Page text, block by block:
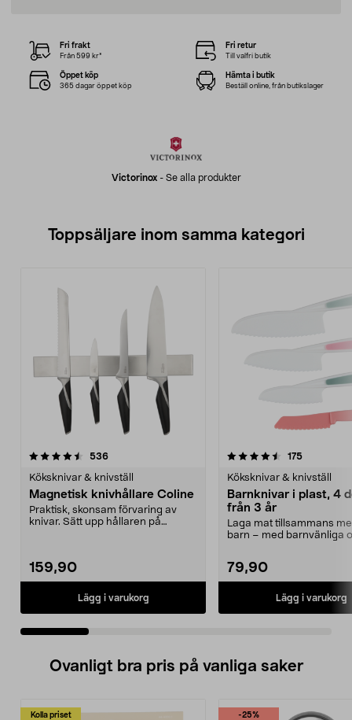
Victorinox- Se alla produkter
Fri frakt
Från 599 kr*
Fri retur
Till valfri butik
Öppet köp
365 dagar öppet köp
Hämta i butik
Beställ online, från butikslager
Toppsäljare inom samma kategori
536recensioner
Köksknivar & knivställ
Magnetisk knivhållare Coline
Praktisk, skonsam förvaring av
knivar. Sätt upp hållaren på
159,90
Lägg i varukorg
4.5 av 5 stjärnor 175
Köksknivar & knivställ
Barnknivar i plast, 4
från 3 år
Laga mat tillsammans
barn – med barnvänliga
79,90
Lägg i varukorg
4.5 av 5 stjärnor
Ovanligt bra pris på vanliga saker
Kolla priset -25%